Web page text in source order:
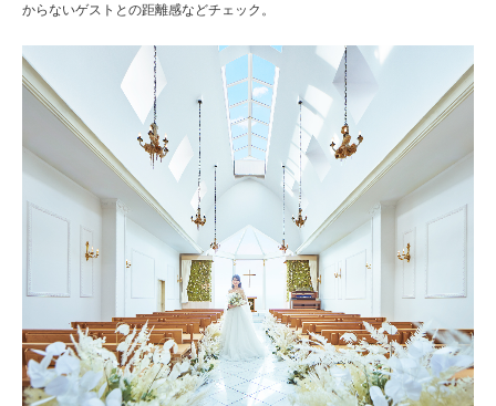
からないゲストとの距離感などチェック。